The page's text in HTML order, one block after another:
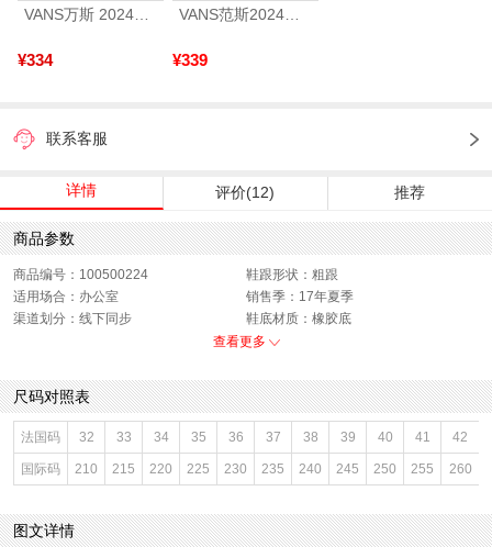
VANS万斯 2024年新款中性OldSkool帆布鞋/硫化鞋VN000D3HY28（延续款）
¥334 ¥339
联系客服
详情 评价(12) 推荐
商品参数
商品编号：100500224
鞋跟形状：粗跟
适用场合：办公室
销售季：17年夏季
渠道划分：线下同步
鞋底材质：橡胶底
色系：白色
参考标准尺码：36码
闭合方式：露趾,后拉链
前掌高度：无
款式季节：夏季
配跟：无
鞋垫材质：头层羊皮革
鞋头款式：露趾
鞋面材质：羊皮革,牛皮革
鞋面图案：拼色
参考鞋长(女)：24CM
性别：女子
皮质特征：软面皮
里料材质：羊皮革
所在区域：电子商务
查看更多
尺码对照表
法国码 32 33 34 35 36 37 38 39 40 41 42
国际码 210 215 220 225 230 235 240 245 250 255 260
图文详情